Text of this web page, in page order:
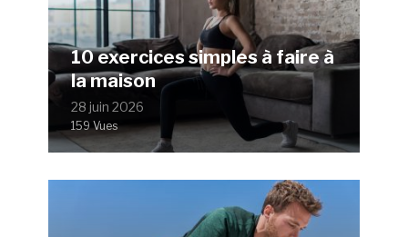
10 exercices simples à faire à
la maison
28 juin 2026
159 Vues